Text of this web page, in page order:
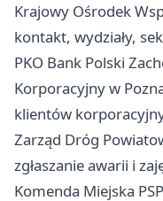
Krajowy Ośrodek
kontakt, wydziały,
PKO Bank Polski
Korporacyjny w
klientów
Zarząd Dróg
zgłaszanie awarii i
Komenda Miejska